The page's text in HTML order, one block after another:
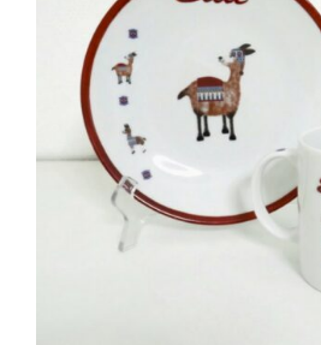
AJOUTER AU PANIER